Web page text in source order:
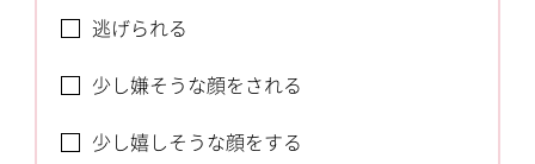
逃げられる
少し嫌そうな顔をされる
少し嬉しそうな顔をする